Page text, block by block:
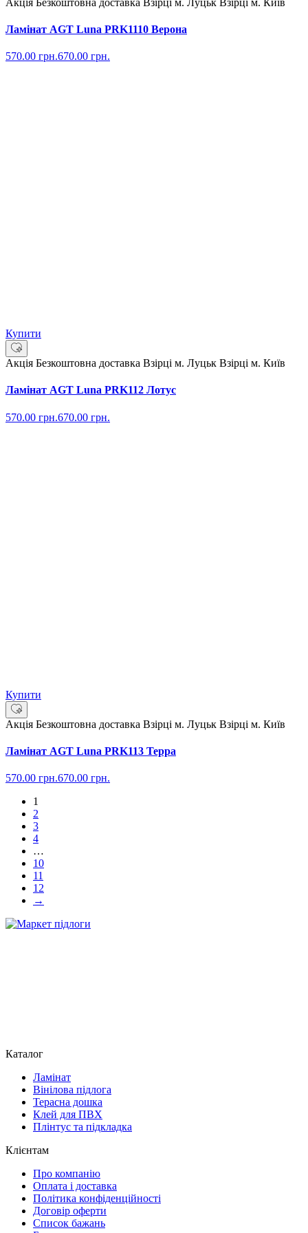
Ламінат AGT Luna PRK1110 Верона
570.00 грн.670.00 грн.
Купити
Акція Безкоштовна доставка Взірці м. Луцьк Взірці м. Київ
Ламінат AGT Luna PRK112 Лотус
570.00 грн.670.00 грн.
Купити
Акція Безкоштовна доставка Взірці м. Луцьк Взірці м. Київ
Ламінат AGT Luna PRK113 Терра
570.00 грн.670.00 грн.
1
2
3
4
…
10
11
12
→
Каталог
Ламінат
Вінілова підлога
Терасна дошка
Клей для ПВХ
Плінтус та підкладка
Клієнтам
Про компанію
Оплата і доставка
Політика конфіденційності
Договір оферти
Список бажань